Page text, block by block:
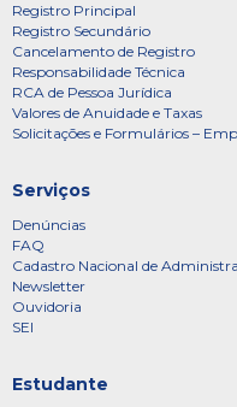
Registro Principal
Registro Secundário
Cancelamento de Registro
Responsabilidade Técnica
RCA de Pessoa Jurídica
Valores de Anuidade e Taxas
Solicitações e Formulários –
Serviços
Denúncias
FAQ
Cadastro Nacional de
Newsletter
Ouvidoria
SEI
Estudante